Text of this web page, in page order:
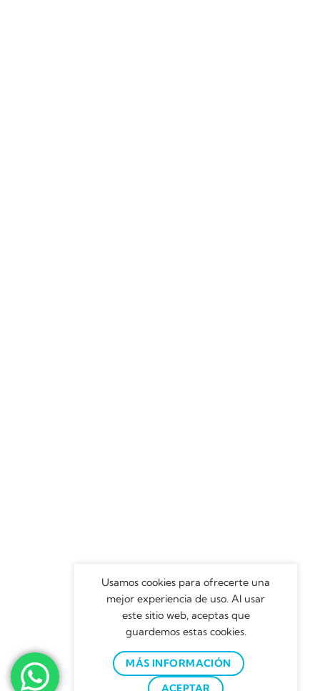
Usamos cookies para ofrecerte una
mejor experiencia de uso. Al usar
este sitio web, aceptas que
guardemos estas cookies.
MÁS INFORMACIÓN
ACEPTAR